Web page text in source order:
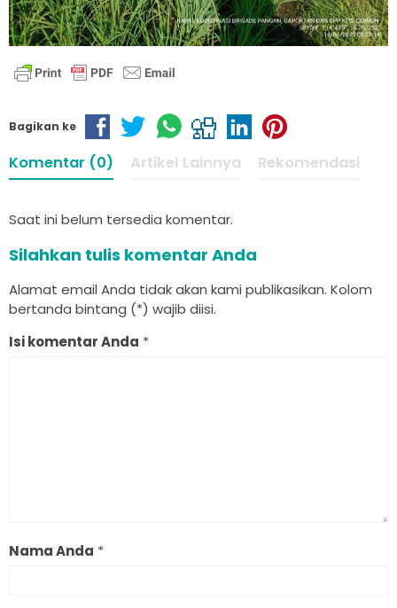
Bagikan ke
Komentar (0) Artikel Lainnya Rekomendasi
Saat ini belum tersedia komentar.
Silahkan tulis komentar Anda
Alamat email Anda tidak akan kami publikasikan. Kolom
bertanda bintang (*) wajib diisi.
Isi komentar Anda *
Nama Anda *